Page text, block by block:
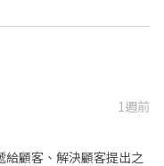
1週前
給顧客、解決顧客提出之